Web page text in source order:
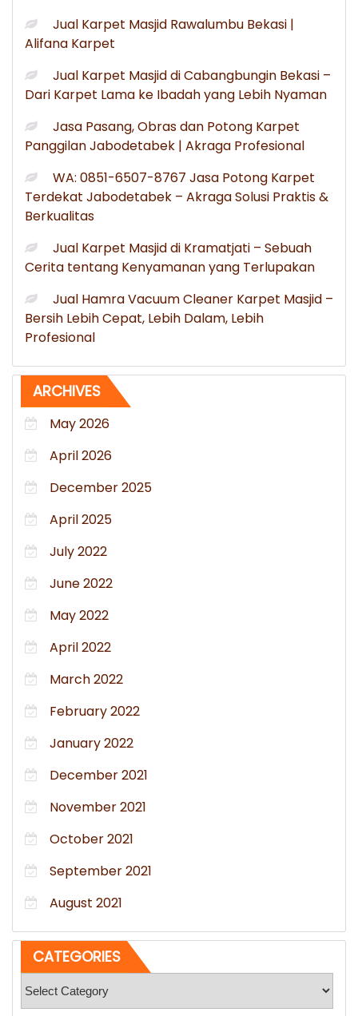
Jual Karpet Masjid Rawalumbu Bekasi |
Alifana Karpet
Jual Karpet Masjid di Cabangbungin Bekasi –
Dari Karpet Lama ke Ibadah yang Lebih Nyaman
Jasa Pasang, Obras dan Potong Karpet
Panggilan Jabodetabek | Akraga Profesional
WA: 0851-6507-8767 Jasa Potong Karpet
Terdekat Jabodetabek – Akraga Solusi Praktis &
Berkualitas
Jual Karpet Masjid di Kramatjati – Sebuah
Cerita tentang Kenyamanan yang Terlupakan
Jual Hamra Vacuum Cleaner Karpet Masjid –
Bersih Lebih Cepat, Lebih Dalam, Lebih
Profesional
ARCHIVES
May 2026
April 2026
December 2025
April 2025
July 2022
June 2022
May 2022
April 2022
March 2022
February 2022
January 2022
December 2021
November 2021
October 2021
September 2021
August 2021
CATEGORIES